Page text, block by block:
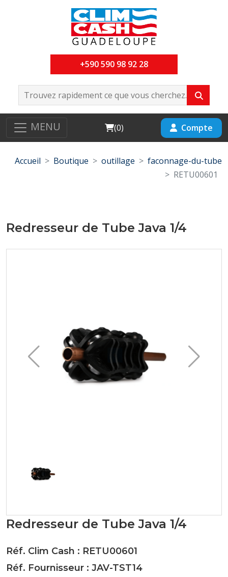
+590 590 98 92 28
MENU Cart
(0) Compte
Accueil Boutique outillage
faconnage-du-tube
RETU00601
Redresseur de Tube Java 1/4
Redresseur de Tube Java 1/4
Réf. Clim Cash : RETU00601
Réf. Fournisseur : JAV-TST14